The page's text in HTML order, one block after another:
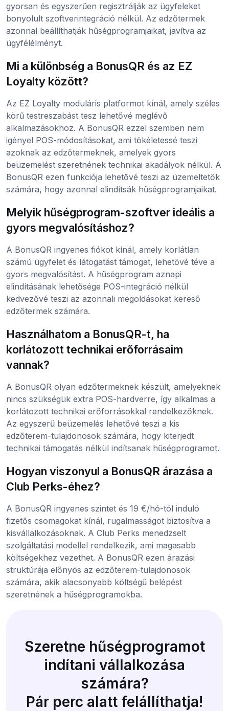
gyorsan és egyszerűen regisztrálják az ügyfeleket
bonyolult szoftverintegráció nélkül. Az edzőtermek
azonnal beállíthatják hűségprogramjaikat, javítva az
ügyfélélményt.
Mi a különbség a BonusQR és az EZ
Loyalty között?
Az EZ Loyalty moduláris platformot kínál, amely széles
körű testreszabást tesz lehetővé meglévő
alkalmazásokhoz. A BonusQR ezzel szemben nem
igényel POS-módosításokat, ami tökéletessé teszi
azoknak az edzőtermeknek, amelyek gyors
beüzemelést szeretnének technikai akadályok nélkül. A
BonusQR ezen funkciója lehetővé teszi az üzemeltetők
számára, hogy azonnal elindítsák hűségprogramjaikat.
Melyik hűségprogram-szoftver ideális a
gyors megvalósításhoz?
A BonusQR ingyenes fiókot kínál, amely korlátlan
számú ügyfelet és látogatást támogat, lehetővé téve a
gyors megvalósítást. A hűségprogram aznapi
elindításának lehetősége POS-integráció nélkül
kedvezővé teszi az azonnali megoldásokat kereső
edzőtermek számára.
Használhatom a BonusQR-t, ha
korlátozott technikai erőforrásaim
vannak?
A BonusQR olyan edzőtermeknek készült, amelyeknek
nincs szükségük extra POS-hardverre, így alkalmas a
korlátozott technikai erőforrásokkal rendelkezőknek.
Az egyszerű beüzemelés lehetővé teszi a kis
edzőterem-tulajdonosok számára, hogy kiterjedt
technikai támogatás nélkül indítsanak hűségprogramot.
Hogyan viszonyul a BonusQR árazása a
Club Perks-éhez?
A BonusQR ingyenes szintet és 19 €/hó-tól induló
fizetős csomagokat kínál, rugalmasságot biztosítva a
kisvállalkozásoknak. A Club Perks menedzselt
szolgáltatási modellel rendelkezik, ami magasabb
költségekhez vezethet. A BonusQR ezen árazási
struktúrája előnyös az edzőterem-tulajdonosok
számára, akik alacsonyabb költségű belépést
szeretnének a hűségprogramokba.
Szeretne hűségprogramot
indítani vállalkozása
számára?
Pár perc alatt felállíthatja!